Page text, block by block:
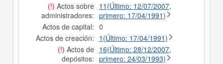
(!) Actos sobre
administradores:
11(Último: 12/07/2007,
primero: 17/04/1991)
Actos de capital: 0
Actos de creación: 1(Último: 17/04/1991)
(!) Actos de
depósitos:
16(Último: 28/12/2007,
primero: 24/03/1993)